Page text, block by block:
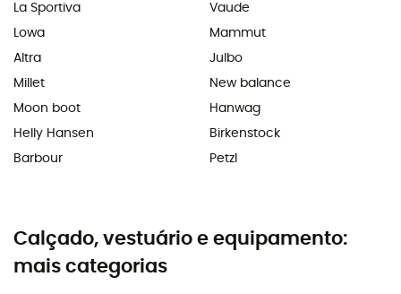
La Sportiva
Lowa
Altra
Millet
Moon boot
Helly Hansen
Barbour
Vaude
Mammut
Julbo
New balance
Hanwag
Birkenstock
Petzl
Calçado, vestuário e equipamento:
mais categorias